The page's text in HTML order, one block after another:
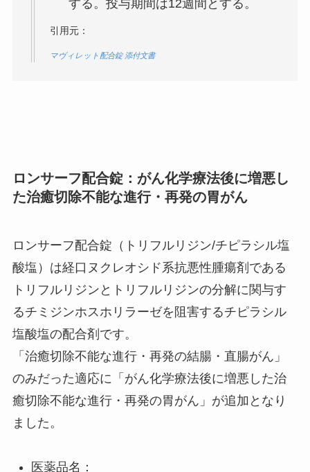
する。投与期間は12週間とする。
引用元：
マヴィレット配合錠 添付文書
ロンサーフ配合錠：がん化学療法後に増悪し
た治癒切除不能な進行・再発の胃がん
ロンサーフ配合錠（トリフルリジン/チピラシル塩
酸塩）は経口ヌクレオシド系抗悪性腫瘍剤である
トリフルリジンとトリフルリジンの分解に関与す
るチミジンホスホリラーゼを阻害するチピラシル
塩酸塩の配合剤です。
「治癒切除不能な進行・再発の結腸・直腸がん」
のみだった適応に「がん化学療法後に増悪した治
癒切除不能な進行・再発の胃がん」が追加となり
ました。
医薬品名：